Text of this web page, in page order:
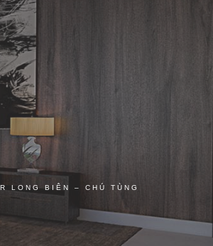
LONG BIÊN – CHÚ TÙNG